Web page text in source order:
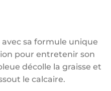
sa formule unique
pour entretenir son
décolle la graisse et
le calcaire.